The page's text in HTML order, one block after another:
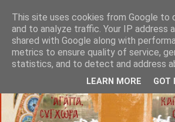
This site uses cookies from Google to
and to analyze traffic. Your IP address
shared with Google along with
metrics to ensure quality of service,
statistics, and to detect and address
LEARN MORE GOT